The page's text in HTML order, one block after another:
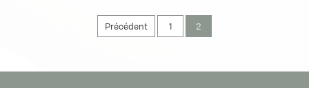
Précédent 1 2